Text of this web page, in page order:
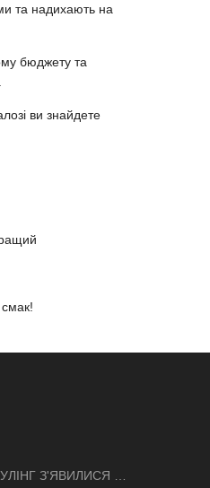
та надихають на
бюджету та
ви знайдете
З'ЯВИЛИСЯ В